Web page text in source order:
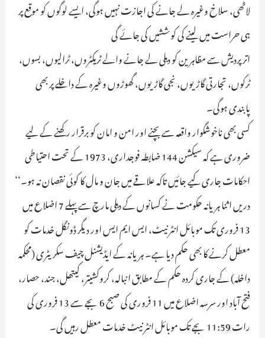
لاٹھی، سلاخ وغیرہ لے جانے کی اجازت نہیں ہوگی، ایسے لوگوں کو موقع پر
ہی حراست میں لینے کی کوششیں کی جائے گی
اتر پردیش سے مظاہرین کو دہلی لے جانے والے ٹریکٹروں، ٹرالیوں، بسوں،
ٹرکوں، تجارتی گاڑیوں، نجی گاڑیوں، گھوڑوں وغیرہ کے داخلے پر بھی
پابندی ہوگی۔
کسی بھی ناخوشگوار واقعہ سے بچنے اور امن و امان کو برقرار رکھنے کے لیے
ضروری ہے کہ سیکشن 144 ضابطہ فوجداری، 1973 کے تحت احتیاطی
احکامات جاری کیے جائیں تاکہ علاقے میں جان و مال کا کوئی نقصان نہ ہو۔‘‘
دریں اثنا ہریانہ حکومت نے کسانوں کے دہلی مارچ سے پہلے 7 اضلاع میں
13 فروری تک موبائل انٹرنیٹ، ایس ایم ایس اور دیگر ڈونگل خدمات کو
معطل کرنے کا بھی حکم دیا ہے۔ ہریانہ کے ایڈیشنل چیف سکریٹری (محکمہ
داخلہ) کے جاری کردہ حکم کے مطابق انبالہ، کروکشیتر، کیتھل، جند، حصار،
فتح آباد اور سرسہ اضلاع میں 11 فروری کی صبح 6 بجے سے 13 فروری کی
رات 11:59 بجے تک موبائل انٹرنیٹ خدمات معطل رہیں گی۔